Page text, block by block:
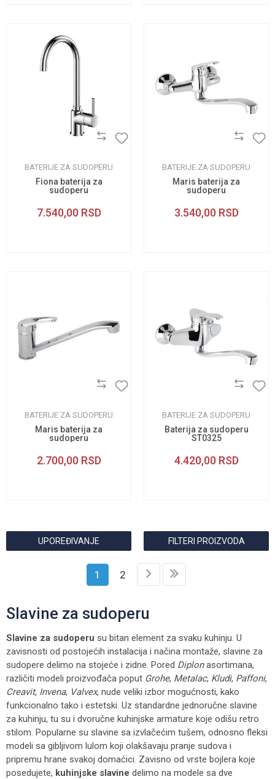
BATERIJE ZA SUDOPERU
Fiona baterija za
sudoperu
7.540,00 RSD
BATERIJE ZA SUDOPERU
Maris baterija za
sudoperu
3.540,00 RSD
BATERIJE ZA SUDOPERU
Maris baterija za
sudoperu
2.700,00 RSD
BATERIJE ZA SUDOPERU
Baterija za sudoperu
ST0325
4.420,00 RSD
UPOREĐIVANJE FILTERI PROIZVODA
1 2
Slavine za sudoperu
Slavine za sudoperu su bitan element za svaku kuhinju. U
zavisnosti od postojećih instalacija i načina montaže, slavine za
sudopere delimo na stojeće i zidne. Pored Diplonasortimana,
različiti modeli proizvođača poput Grohe, Metalac, Kludi, Paffoni,
Creavit, Invena, Valvex, nude veliki izbor mogućnosti, kako
funkcionalno tako i estetski. Uz standardne jednoručne slavine
za kuhinju, tu su i dvoručne kuhinjske armature koje odišu retro
stilom. Popularne su slavine sa izvlačećim tušem, odnosno fleksi
modeli sa gibljivom lulom koji olakšavaju pranje sudova i
pripremu hrane svakoj domaćici. Zavisno od vrste bojlera koje
posedujete, kuhinjske slavine delimo na modele sa dve